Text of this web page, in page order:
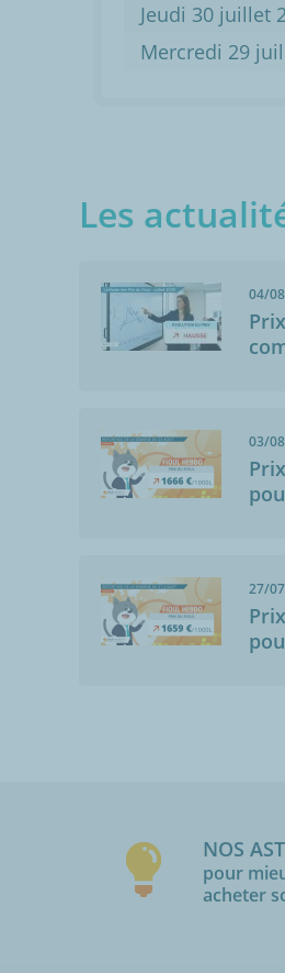
Jeudi 30 juillet
Mercredi 29
Les
04/
03/
27/
NOS
pour
acheter